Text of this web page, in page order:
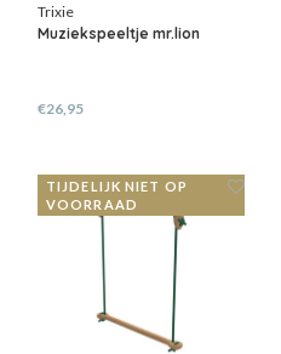
Trixie
Muziekspeeltje mr.lion
€26,95
TIJDELIJK NIET OP
VOORRAAD